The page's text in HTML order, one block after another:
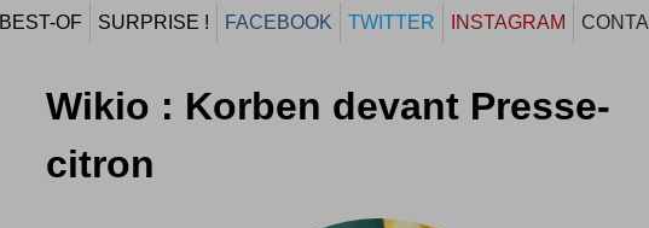
BEST-OF SURPRISE ! FACEBOOK TWITTER INSTAGRAM
Wikio : Korben devant Presse-
citron